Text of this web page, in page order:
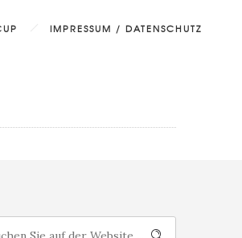
IMPRESSUM / DATENSCHUTZ